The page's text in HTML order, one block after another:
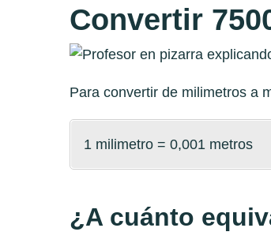
Convertir
Para convertir de milimetros a
1 milimetro = 0,001 metros
¿A cuánto